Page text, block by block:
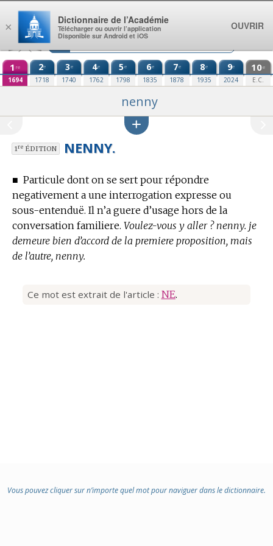
Aller au contenu
1 re
1694
2e
1718
3e
1740
4e
1762
5e
1798
6e
1835
7e
1878
8e
1935
9e
2024
10e
E.C.
nenny
1reÉDITION NENNY.
■ Particule dont on se sert pour répondre
negativement a une interrogation expresse ou
sous-entenduë. Il n’a guere d’usage hors de la
conversation familiere. Voulez-vous y aller ? nenny. je
demeure bien d’accord de la premiere proposition, mais
de l’autre, nenny.
Ce mot est extrait de l'article : NE.
Vous pouvez cliquer sur n’importe quel mot pour naviguer dans le dictionnaire.
×
Dictionnaire de l’Académie
Télécharger ou ouvrir l’application
Disponible sur Android et iOS
OUVRIR